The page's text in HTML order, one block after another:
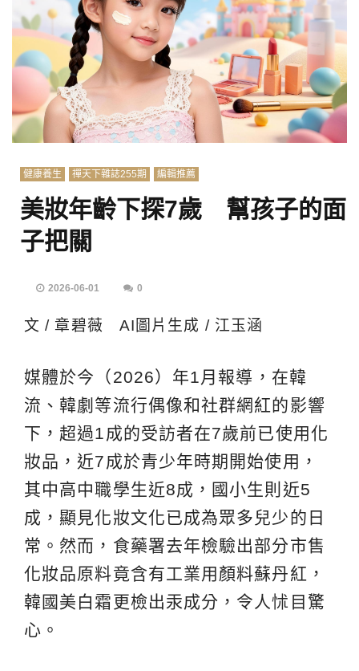
健康養生 禪天下雜誌255期 編輯推薦
美妝年齡下探7歲 幫孩子的面
子把關
2026-06-01 0
文 / 章碧薇 AI圖片生成 / 江玉涵
媒體於今（2026）年1月報導，在韓
流、韓劇等流行偶像和社群網紅的影響
下，超過1成的受訪者在7歲前已使用化
妝品，近7成於青少年時期開始使用，
其中高中職學生近8成，國小生則近5
成，顯見化妝文化已成為眾多兒少的日
常。然而，食藥署去年檢驗出部分市售
化妝品原料竟含有工業用顏料蘇丹紅，
韓國美白霜更檢出汞成分，令人怵目驚
心。